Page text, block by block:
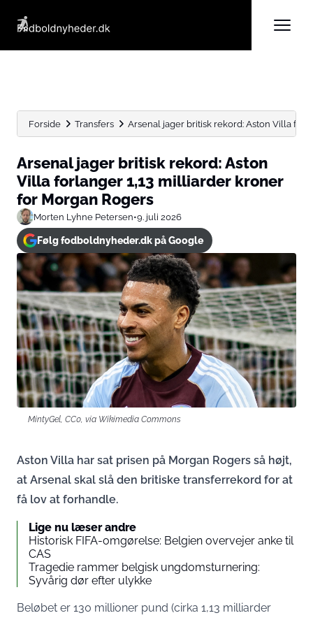
Forside Transfers Arsenal jager britisk rekord: Aston Villa
Arsenal jager britisk rekord: Aston
Villa forlanger 1,13 milliarder kroner
for Morgan Rogers
Morten Lyhne Petersen•9. juli 2026
Følg fodboldnyheder.dk på Google
MintyGel, CC0, via Wikimedia Commons
Aston Villa har sat prisen på Morgan Rogers så højt,
at Arsenal skal slå den britiske transferrekord for at
få lov at forhandle.
Lige nu læser andre
Historisk FIFA-omgørelse: Belgien overvejer anke til
CAS
Tragedie rammer belgisk ungdomsturnering:
Syvårig dør efter ulykke
Beløbet er 130 millioner pund (cirka 1,13 milliarder